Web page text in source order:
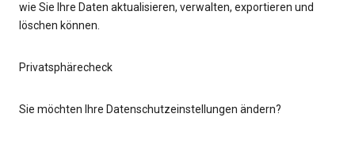
wie Sie Ihre Daten aktualisieren, verwalten, exportieren und
löschen können.
Privatsphärecheck
Sie möchten Ihre Datenschutzeinstellungen ändern?